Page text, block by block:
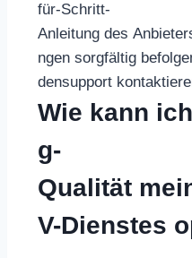
für-Schritt-
Anleitung des
ngen sorgfältig
densupport
Wie kann
g-
Qualität
V-Dienstes